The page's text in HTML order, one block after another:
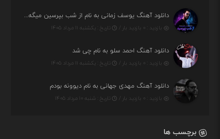
دانلود آهنگ یوسف زمانی به نام از شب بپرسین میگه چه روزگاری دارم
بازدید : ۰ بازدید بار / تاریخ : یکشنبه ۱۱ مرداد ۱۴۰۵
دانلود آهنگ احمد سلو به نام چی شد
بازدید : ۰ بازدید بار / تاریخ : یکشنبه ۱۱ مرداد ۱۴۰۵
دانلود آهنگ مهدی جهانی به نام دیوونه بودم
بازدید : ۰ بازدید بار / تاریخ : شنبه ۱۰ مرداد ۱۴۰۵
برچسب ها